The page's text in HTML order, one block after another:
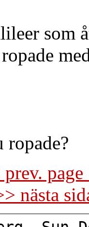
som
ropade?
prev.
nästa